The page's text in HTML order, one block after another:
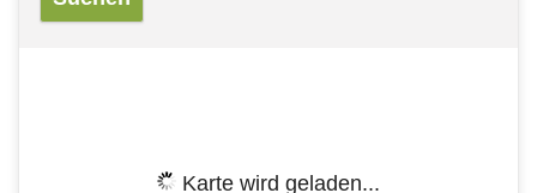
Karte wird geladen...